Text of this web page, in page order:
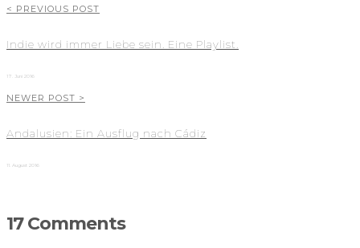
< PREVIOUS POST
Indie wird immer Liebe sein. Eine Playlist.
17. Juni 2016
NEWER POST >
Andalusien: Ein Ausflug nach Cádiz
11. August 2016
17 Comments